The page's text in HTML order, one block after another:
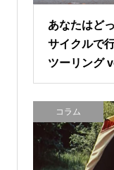
あなたはど
サイクルで
ツーリング
コラム